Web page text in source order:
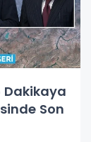
Dakikaya
Son